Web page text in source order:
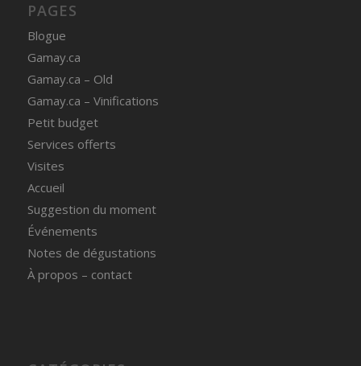
PAGES
Blogue
Gamay.ca
Gamay.ca – Old
Gamay.ca – Vinifications
Petit budget
Services offerts
Visites
Accueil
Suggestion du moment
Événements
Notes de dégustations
À propos – contact